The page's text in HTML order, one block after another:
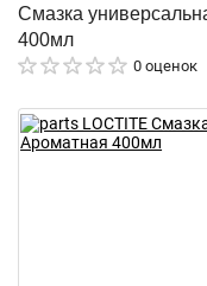
Смазка
400мл
0 оценок